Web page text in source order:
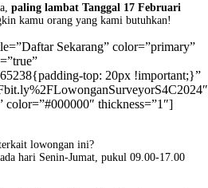
paling lambat Tanggal 17 Februari
kamu orang yang kami butuhkan!
Sekarang” color=”primary”
top: 20px !important;}”
color=”#000000″ thickness=”1″]
lowongan ini?
hari Senin-Jumat, pukul 09.00-17.00